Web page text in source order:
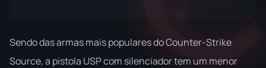
Sendo das armas mais populares do Counter-Strike
Source, a pistola USP com silenciador tem um menor